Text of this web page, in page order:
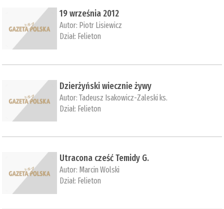
19 września 2012
Autor: Piotr Lisiewicz
Dział: Felieton
Dzierżyński wiecznie żywy
Autor:Tadeusz Isakowicz-Zaleski ks.
Dział: Felieton
Utracona cześć Temidy G.
Autor: Marcin Wolski
Dział: Felieton